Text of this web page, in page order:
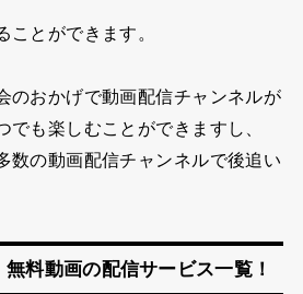
ことができます。
のおかげで動画配信チャンネルが
でも楽しむことができますし、
数の動画配信チャンネルで後追い
無料動画の配信サービス一覧！